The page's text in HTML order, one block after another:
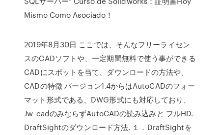
Mismo Como Asociado！
2019年8月30日 ここでは、そんなフリーライセン
スのCADソフトや、一定期間無料で使う事ができる
CADにスポットを当て、ダウンロードの方法や、
CADの特徴 バージョン1.4からはAutoCADのフォー
マット形式である、DWG形式にも対応しており、
Jw_cadのみならずAutoCADの読み込みと フルHD.
DraftSightのダウンロード方法. １．DraftSightを